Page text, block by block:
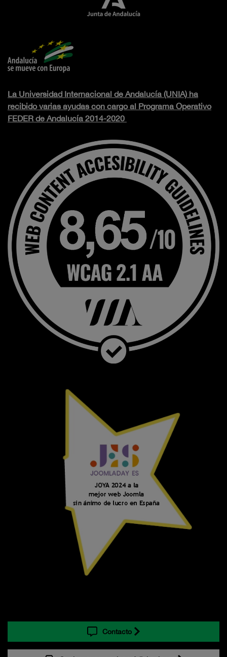
La Universidad Internacional de Andalucía (UNIA) ha
recibido varias ayudas con cargo al Programa Operativo
FEDER de Andalucía 2014-2020
Contacto